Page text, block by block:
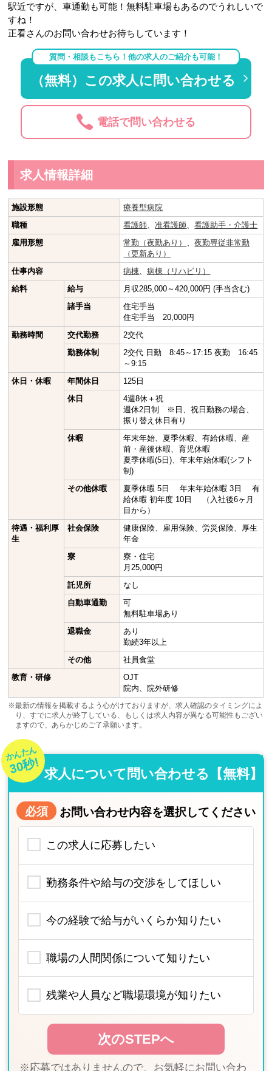
駅近ですが、車通勤も可能！無料駐車場もあるのでうれしいで
すね！
正看さんのお問い合わせお待ちしています！
質問・相談もこちら！他の求人のご紹介も可能！
（無料）この求人に問い合わせる
電話で問い合わせる
求人情報詳細
施設形態
療養型病院
職種
看護師 、准看護師 、看護助手・介護士
雇用形態
常勤（夜勤あり） 、夜勤専従非常勤
（更新あり）
仕事内容
病棟 、病棟（リハビリ）
給料
給与
月収285,000～420,000円 (手当含む)
諸手当
住宅手当
住宅手当 20,000円
勤務時間
交代勤務
2交代
勤務体制
2交代 日勤 8:45～17:15 夜勤 16:45
～9:15
休日・休暇
年間休日
125日
休日
4週8休＋祝
週休2日制 ※日、祝日勤務の場合、
振り替え休日有り
休暇
年末年始、夏季休暇、有給休暇、産
前・産後休暇、育児休暇
夏季休暇(5日)、年末年始休暇(シフト
制)
その他休暇
夏季休暇 5日 年末年始休暇 3日 有
給休暇 初年度 10日 （入社後6ヶ月
目から）
待遇・福利厚
生
社会保険
健康保険、雇用保険、労災保険、厚生
年金
寮
寮・住宅
月25,000円
託児所
なし
自動車通勤
可
無料駐車場あり
退職金
あり
勤続3年以上
その他
社員食堂
教育・研修
OJT
院内、院外研修
※最新の情報を掲載するよう心がけておりますが、求人確認のタイミングによ
り、すでに求人が終了している、もしくは求人内容が異なる可能性もござい
ますので、あらかじめご了承願います。
かんたん
30秒! 求人について問い合わせる【無料】
必須 お問い合わせ内容を選択してください
この求人に応募したい
勤務条件や給与の交渉をしてほしい
今の経験で給与がいくらか知りたい
職場の人間関係について知りたい
残業や人員など職場環境が知りたい
※応募ではありませんので、お気軽にお問い合わ